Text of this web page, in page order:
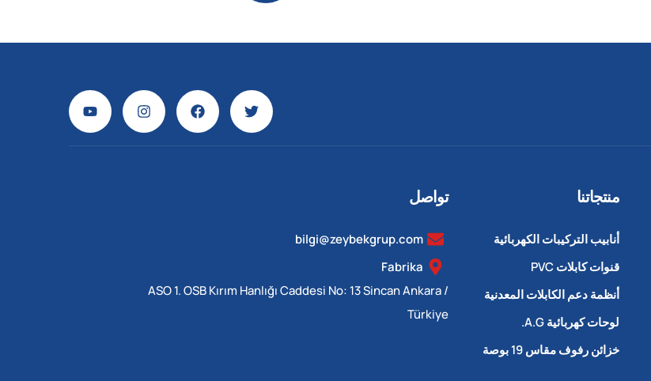
منتجاتنا
أنابيب التركيبات الكهربائية
قنوات كابلات PVC
أنظمة دعم الكابلات المعدنية
لوحات كهربائية A.G.
خزائن رفوف مقاس 19 بوصة
تواصل
bilgi@zeybekgrup.com
Fabrika
ASO 1. OSB Kırım Hanlığı Caddesi No: 13 Sincan Ankara /
Türkiye